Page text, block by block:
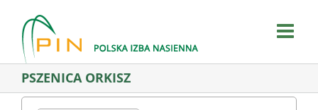
content
PSZENICA ORKISZ